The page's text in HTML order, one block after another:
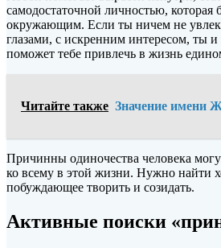
самодостаточной личностью, которая
окружающим. Если ты ничем не
глазами, с искренним интересом, ты
поможет тебе привлечь в жизнь
Читайте также Значение имени
Причинны одиночества человека
ко всему в этой жизни. Нужно найти
побуждающее творить и созидать.
Активные поиски